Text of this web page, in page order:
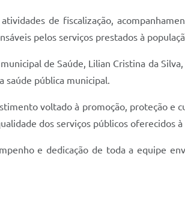
de fiscalização,
pelos serviços prestados à
de Saúde, Lilian Cristina da
saúde pública municipal.
voltado à promoção, proteção e
dos serviços públicos oferecidos à
e dedicação de toda a equipe